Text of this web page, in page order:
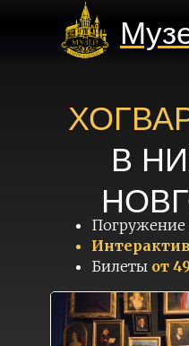
Погружение
Билеты от
В